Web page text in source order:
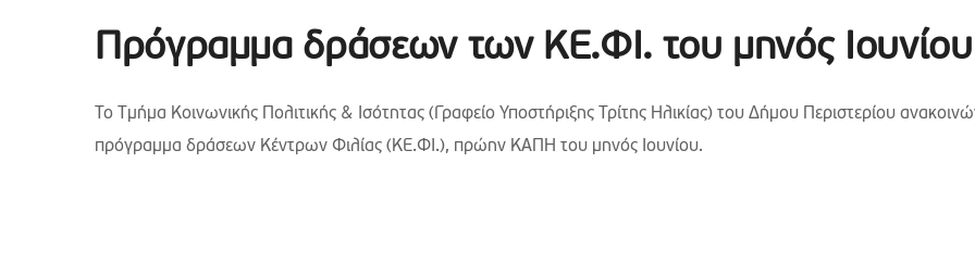
Πρόγραμμα δράσεων των ΚΕ.ΦΙ. του μηνός Ιουνίου
Το Tμήμα Κοινωνικής Πολιτικής & Ισότητας (Γραφείο Υποστήριξης Τρίτης Ηλικίας) του Δήμου Περιστερίου
πρόγραμμα δράσεων Κέντρων Φιλίας (ΚΕ.ΦΙ.), πρώην ΚΑΠΗ του μηνός Ιουνίου.